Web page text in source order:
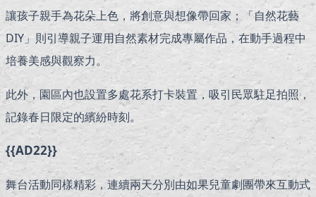
讓孩子親手為花朵上色，將創意與想像帶回家；「自然花藝
DIY」則引導親子運用自然素材完成專屬作品，在動手過程中
培養美感與觀察力。
此外，園區內也設置多處花系打卡裝置，吸引民眾駐足拍照，
記錄春日限定的繽紛時刻。
{{AD22}}
舞台活動同樣精彩，連續兩天分別由如果兒童劇團帶來互動式